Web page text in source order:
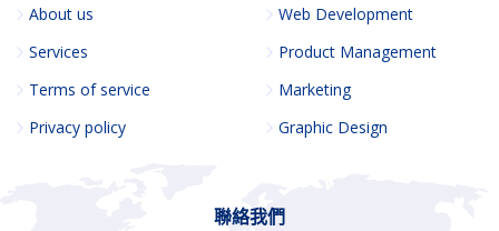
About us
Services
Terms of service
Privacy policy
Web Development
Product Management
Marketing
Graphic Design
聯絡我們